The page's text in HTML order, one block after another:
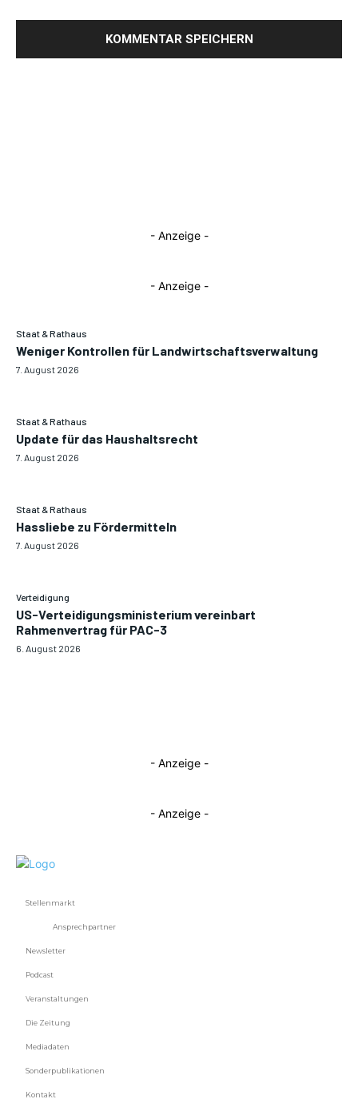
- Anzeige -
- Anzeige -
Staat & Rathaus
Weniger Kontrollen für Landwirtschaftsverwaltung
7. August 2026
Staat & Rathaus
Update für das Haushaltsrecht
7. August 2026
Staat & Rathaus
Hassliebe zu Fördermitteln
7. August 2026
Verteidigung
US-Verteidigungsministerium vereinbart
Rahmenvertrag für PAC-3
6. August 2026
- Anzeige -
- Anzeige -
Stellenmarkt
Ansprechpartner
Newsletter
Podcast
Veranstaltungen
Die Zeitung
Mediadaten
Sonderpublikationen
Kontakt